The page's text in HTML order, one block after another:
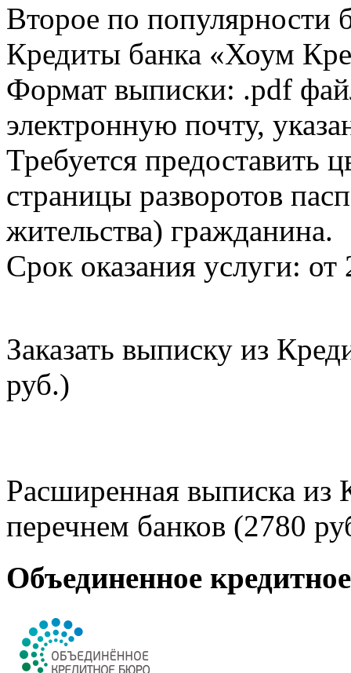
Второе по популярности
Кредиты банка «Хоум
Формат выписки: .pdf
электронную почту,
Требуется предоставить
страницы разворотов
жительства) гражданина.
Срок оказания услуги: от
Заказать выписку из
руб.)
Расширенная выписка из
перечнем банков (2780
Объединенное